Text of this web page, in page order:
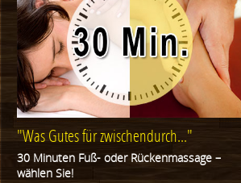
"Was Gutes für zwischendurch..."
30 Minuten Fuß- oder Rückenmassage –
wählen Sie!